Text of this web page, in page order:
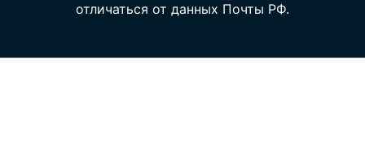
отличаться от данных Почты РФ.